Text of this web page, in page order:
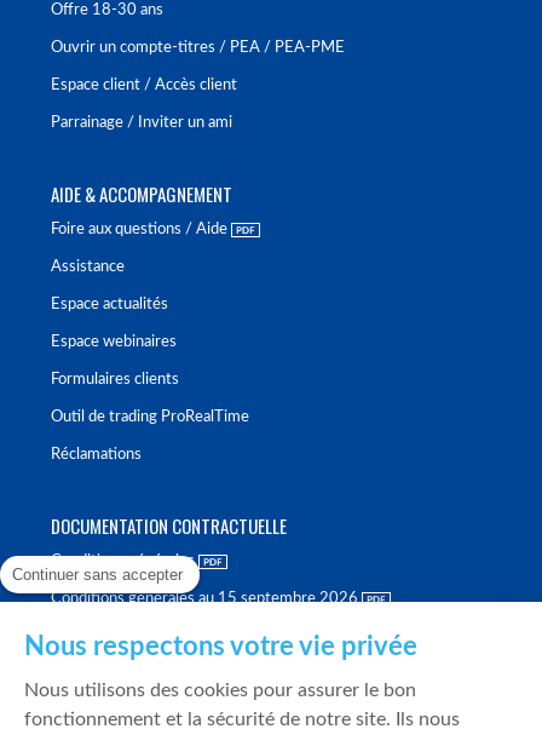
Offre 18-30 ans
Ouvrir un compte-titres / PEA / PEA-PME
Espace client / Accès client
Parrainage / Inviter un ami
AIDE & ACCOMPAGNEMENT
Foire aux questions / Aide
Assistance
Espace actualités
Espace webinaires
Formulaires clients
Outil de trading ProRealTime
Réclamations
DOCUMENTATION CONTRACTUELLE
Conditions générales
Conditions générales au 15 septembre 2026
Politique de meilleure sélection
Continuer sans accepter
Nous respectons votre vie privée
Nous utilisons des cookies pour assurer le bon
fonctionnement et la sécurité de notre site. Ils nous